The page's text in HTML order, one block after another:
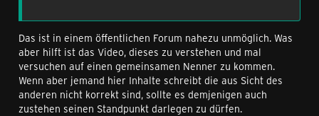
Das ist in einem öffentlichen Forum nahezu unmöglich. Was
aber hilft ist das Video, dieses zu verstehen und mal
versuchen auf einen gemeinsamen Nenner zu kommen.
Wenn aber jemand hier Inhalte schreibt die aus Sicht des
anderen nicht korrekt sind, sollte es demjenigen auch
zustehen seinen Standpunkt darlegen zu dürfen.